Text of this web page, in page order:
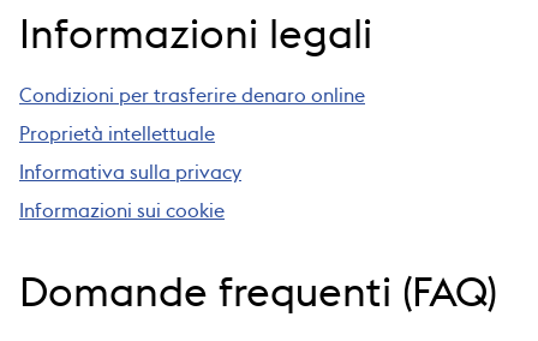
Informazioni legali
Condizioni per trasferire denaro online
Proprietà intellettuale
Informativa sulla privacy
Informazioni sui cookie
Domande frequenti (FAQ)